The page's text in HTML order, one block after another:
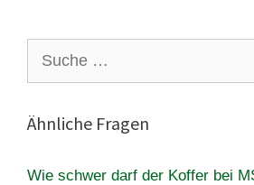
nach:
Ähnliche Fragen
Wie schwer darf der Koffer bei